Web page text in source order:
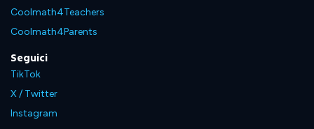
Coolmath4Teachers
Coolmath4Parents
Seguici
TikTok
X / Twitter
Instagram